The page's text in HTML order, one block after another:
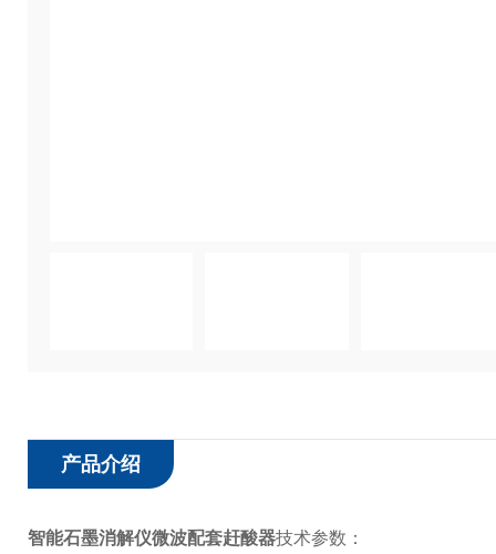
产品介绍
智能石墨消解仪微波配套赶酸器技术参数：